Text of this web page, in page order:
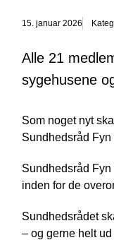
15. januar 2026
Alle 21
sygehusene
Som noget nyt
Sundhedsråd
Sundhedsråd
inden for de
Sundhedsrådet
– og gerne helt